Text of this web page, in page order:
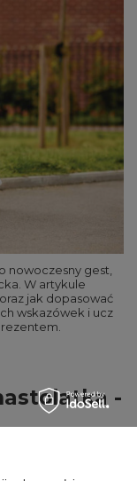
nowoczesny gest,
W artykule
jak dopasować
wskazówek i ucz
-